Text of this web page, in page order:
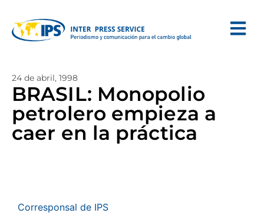
24 de abril, 1998
BRASIL: Monopolio
petrolero empieza a
caer en la práctica
Corresponsal de IPS